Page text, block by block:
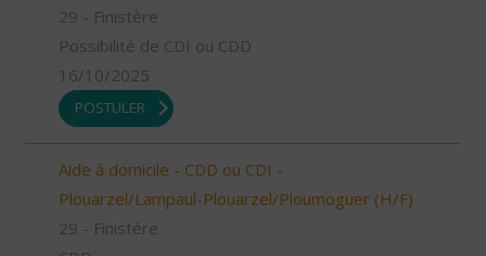
29 - Finistère
Possibilité de CDI ou CDD
16/10/2025
POSTULER
Aide à domicile - CDD ou CDI -
Plouarzel/Lampaul-Plouarzel/Ploumoguer (H/F)
29 - Finistère